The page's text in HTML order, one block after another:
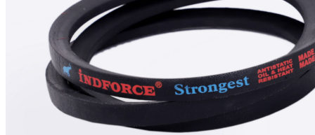
узкоклиновой
INDFORCE
Strongest